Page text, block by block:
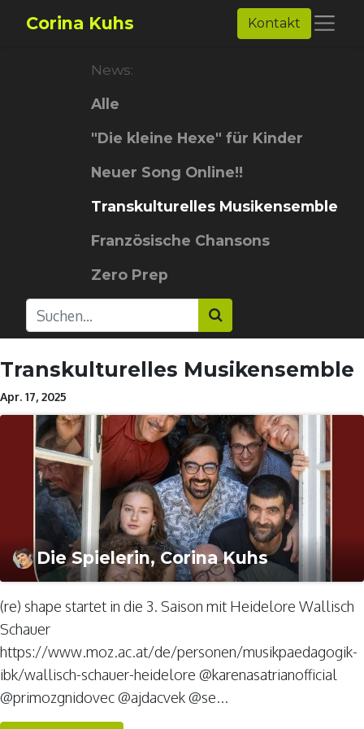
Corina Kuhs Kontakt
News:
Alle
"Die kleine Hexe" für Kinder
Neuer Song Online!!
Transkulturelles Musikensemble
Französische Chansons
Zero Prep
Transkulturelles Musikensemble
Apr. 17, 2025
Die Spielerin, Corina Kuhs
(re) shape startet in die 3. Saison mit Heidelore Wallisch
Schauer
https://www.moz.ac.at/de/personen/musikpaedagogik-
ibk/wallisch-schauer-heidelore @karenasatrianofficial
@primozgnidovec @ajdacvek @se...